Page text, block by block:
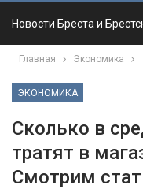
Новости Бреста и
Главная Экономика
ЭКОНОМИКА
Сколько в
тратят в
Смотрим